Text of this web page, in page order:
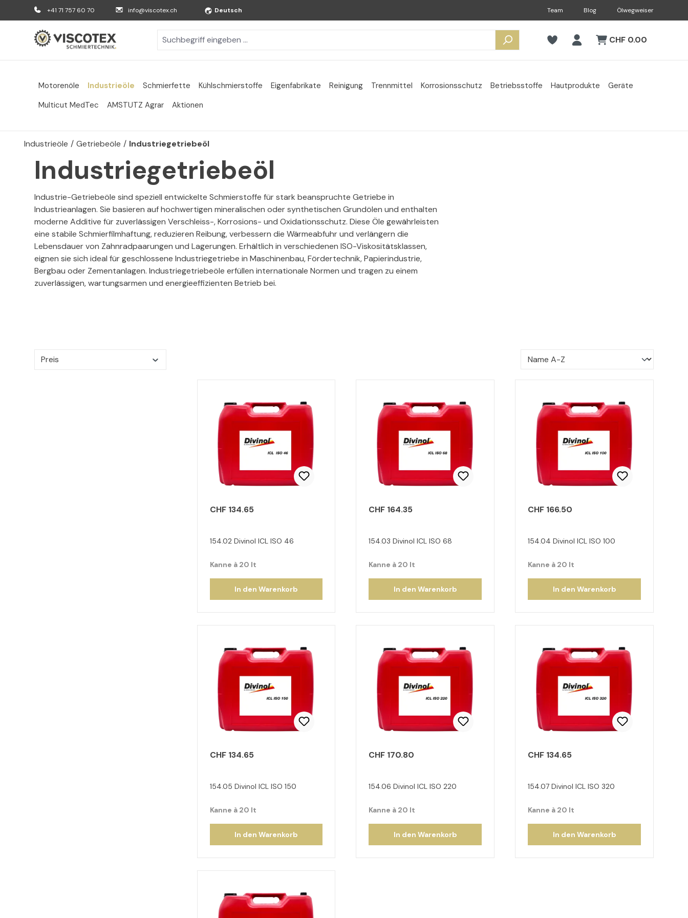
Hauptinhalt springen
Zur Suche springen
Zur Hauptnavigation springen
+41 71 757 60 70 info@viscotex.ch Deutsch Team Blog Ölwegweiser
CHF 0.00
Motorenöle Industrieöle Schmierfette Kühlschmierstoffe Eigenfabrikate Reinigung Trennmittel Korrosionsschutz Betriebsstoffe Hautprodukte
Geräte
Multicut MedTec
AMSTUTZ Agrar Aktionen
Industrieöle / Getriebeöle / Industriegetriebeöl
Industriegetriebeöl
Industrie-Getriebeöle sind speziell entwickelte Schmierstoffe für stark beanspruchte Getriebe in
Industrieanlagen. Sie basieren auf hochwertigen mineralischen oder synthetischen Grundölen und enthalten
moderne Additive für zuverlässigen Verschleiss-, Korrosions- und Oxidationsschutz. Diese Öle gewährleisten
eine stabile Schmierfilmhaftung, reduzieren Reibung, verbessern die Wärmeabfuhr und verlängern die
Lebensdauer von Zahnradpaarungen und Lagerungen. Erhältlich in verschiedenen ISO-Viskositätsklassen,
eignen sie sich ideal für geschlossene Industriegetriebe in Maschinenbau, Fördertechnik, Papierindustrie,
Bergbau oder Zementanlagen. Industriegetriebeöle erfüllen internationale Normen und tragen zu einem
zuverlässigen, wartungsarmen und energieeffizienten Betrieb bei.
Preis
CHF 134.65
154.02 Divinol ICL ISO 46
Kanne à 20 lt
In den Warenkorb
CHF 164.35
154.03 Divinol ICL ISO 68
Kanne à 20 lt
In den Warenkorb
CHF 166.50
154.04 Divinol ICL ISO 100
Kanne à 20 lt
In den Warenkorb
CHF 134.65
154.05 Divinol ICL ISO 150
Kanne à 20 lt
In den Warenkorb
CHF 170.80
154.06 Divinol ICL ISO 220
Kanne à 20 lt
In den Warenkorb
CHF 134.65
154.07 Divinol ICL ISO 320
Kanne à 20 lt
In den Warenkorb